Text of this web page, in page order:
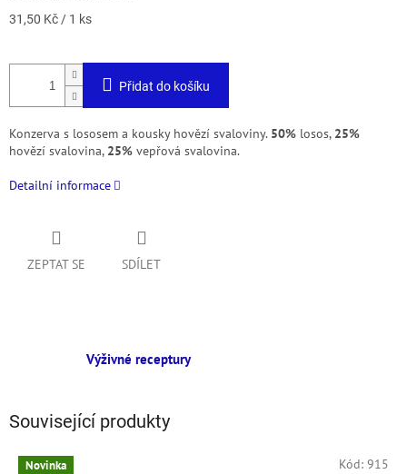
Měrná
31,50 Kč / 1 ks
Přidat do košíku
Konzerva s lososem a kousky hovězí svaloviny. 50% losos, 25%
hovězí svalovina, 25% vepřová svalovina.
Detailní informace
ZEPTAT SE SDÍLET
Výživné receptury
Související produkty
Novinka Kód: 915